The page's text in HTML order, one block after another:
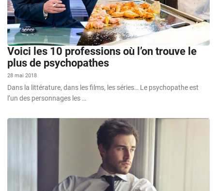
Voici les 10 professions où l’on trouve le
plus de psychopathes
28 mai 2018
Dans la littérature, dans les films, les séries… Le psychopathe est
l’un des personnages les …